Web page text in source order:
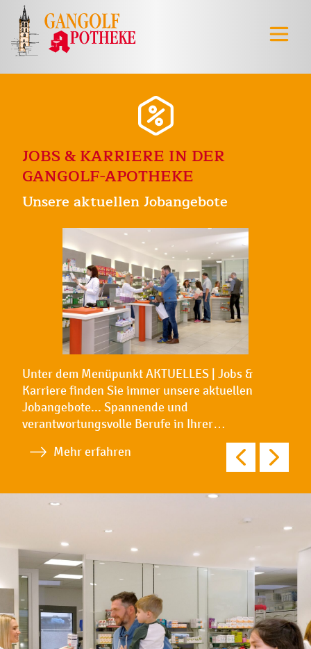
JOBS & KARRIERE IN DER
GANGOLF-APOTHEKE
Unsere aktuellen Jobangebote
Unter dem Menüpunkt AKTUELLES | Jobs &
Karriere finden Sie immer unsere aktuellen
Jobangebote... Spannende und
verantwortungsvolle Berufe in Ihrer…
Mehr erfahren